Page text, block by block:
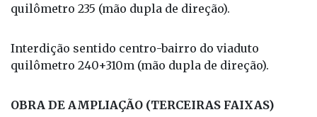
quilômetro 235 (mão dupla de direção).
Interdição sentido centro-bairro do viaduto
quilômetro 240+310m (mão dupla de direção).
OBRA DE AMPLIAÇÃO (TERCEIRAS FAIXAS)